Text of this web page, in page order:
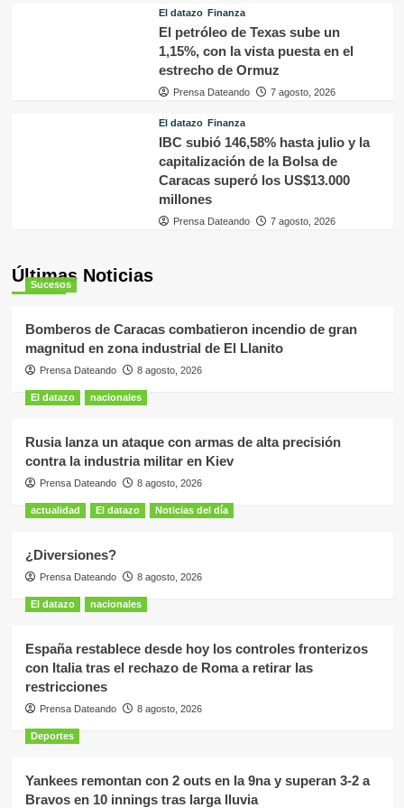
El datazo Finanza
El petróleo de Texas sube un
1,15%, con la vista puesta en el
estrecho de Ormuz
Prensa Dateando 7 agosto, 2026
El datazo Finanza
IBC subió 146,58% hasta julio y la
capitalización de la Bolsa de
Caracas superó los US$13.000
millones
Prensa Dateando 7 agosto, 2026
Últimas Noticias
Sucesos
Bomberos de Caracas combatieron incendio de gran
magnitud en zona industrial de El Llanito
Prensa Dateando 8 agosto, 2026
El datazo nacionales
Rusia lanza un ataque con armas de alta precisión
contra la industria militar en Kiev
Prensa Dateando 8 agosto, 2026
actualidad El datazo Noticias del día
¿Diversiones?
Prensa Dateando 8 agosto, 2026
El datazo nacionales
España restablece desde hoy los controles fronterizos
con Italia tras el rechazo de Roma a retirar las
restricciones
Prensa Dateando 8 agosto, 2026
Deportes
Yankees remontan con 2 outs en la 9na y superan 3-2 a
Bravos en 10 innings tras larga lluvia